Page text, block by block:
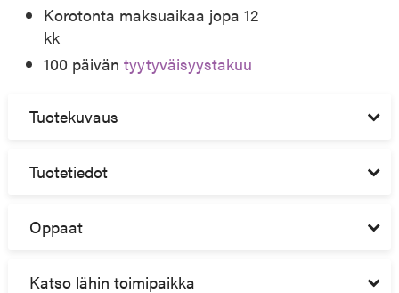
Korotonta maksuaikaa jopa 12
kk
100 päiväntyytyväisyystakuu
Tuotekuvaus
Tuotetiedot
Oppaat
Katso lähin toimipaikka